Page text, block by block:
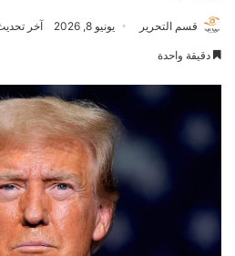
قسم التحرير يونيو 8, 2026 آخر تحديث:
دقيقة واحدة